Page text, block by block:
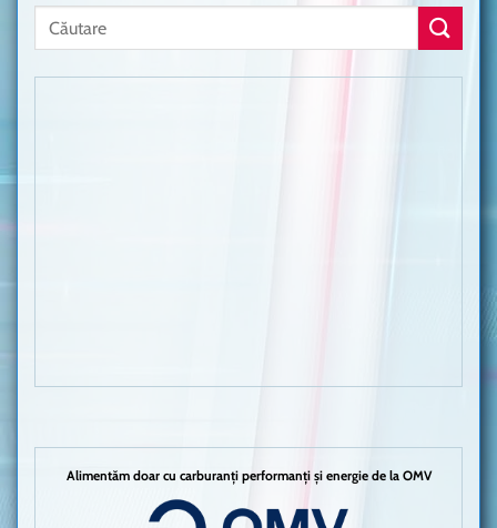
Alimentăm doar cu carburanți performanți și energie de la OMV